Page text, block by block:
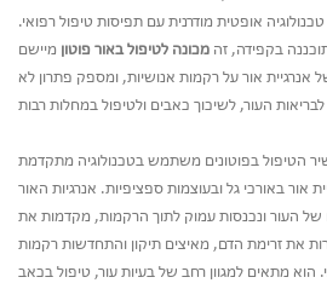
אופטית מודרנית עם תפיסות טיפול רפואי.
בקפידה, זה מכונה לטיפול באור פוטון מיישם
אנרגיית אור על רקמות אנושיות, ומספק פתרון לא
הטיפול בפוטונים משתמש בטכנולוגיה מתקדמת
אור באורכי גל ובעוצמות ספציפיות. אנרגיות האור
של העור ונכנסות עמוק לתוך הרקמות, מקדמות את
את זרימת הדם, מאיצים תיקון והתחדשות רקמות
הוא מתאים למגוון רחב של בעיות עור, טיפול בכאב